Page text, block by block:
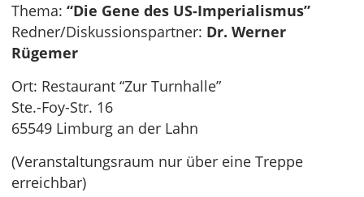
Thema: “Die Gene des US-Imperialismus”
Redner/Diskussionspartner: Dr. Werner
Rügemer
Ort: Restaurant “Zur Turnhalle”
Ste.-Foy-Str. 16
65549 Limburg an der Lahn
(Veranstaltungsraum nur über eine Treppe
erreichbar)